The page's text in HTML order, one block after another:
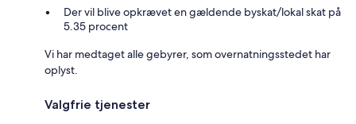
Der vil blive opkrævet en gældende byskat/lokal skat på
5.35 procent
Vi har medtaget alle gebyrer, som overnatningsstedet har
oplyst.
Valgfrie tjenester